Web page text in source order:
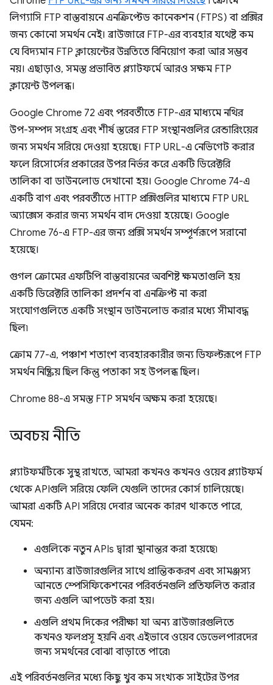
লিগ্যাসি FTP বাস্তবায়নে এনক্রিপ্টেড কানেকশন (FTPS) বা প্রক্সির
জন্য কোনো সমর্থন নেই। ব্রাউজারে FTP-এর ব্যবহার যথেষ্ট কম
যে বিদ্যমান FTP ক্লায়েন্টের উন্নতিতে বিনিয়োগ করা আর সম্ভব
নয়। এছাড়াও, সমস্ত প্রভাবিত প্ল্যাটফর্মে আরও সক্ষম FTP
ক্লায়েন্ট উপলব্ধ।
Google Chrome 72 এবং পরবর্তীতে FTP-এর মাধ্যমে নথির
উপ-সম্পদ সংগ্রহ এবং শীর্ষ স্তরের FTP সংস্থানগুলির রেন্ডারিংয়ের
জন্য সমর্থন সরিয়ে দেওয়া হয়েছে। FTP URL-এ নেভিগেট করার
ফলে রিসোর্সের প্রকারের উপর নির্ভর করে একটি ডিরেক্টরি
তালিকা বা ডাউনলোড দেখানো হয়। Google Chrome 74-এ
একটি বাগ এবং পরবর্তীতে HTTP প্রক্সিগুলির মাধ্যমে FTP URL
অ্যাক্সেস করার জন্য সমর্থন বাদ দেওয়া হয়েছে। Google
Chrome 76-এ FTP-এর জন্য প্রক্সি সমর্থন সম্পূর্ণরূপে সরানো
হয়েছে।
গুগল ক্রোমের এফটিপি বাস্তবায়নের অবশিষ্ট ক্ষমতাগুলি হয়
একটি ডিরেক্টরি তালিকা প্রদর্শন বা এনক্রিপ্ট না করা
সংযোগগুলিতে একটি সংস্থান ডাউনলোড করার মধ্যে সীমাবদ্ধ
ছিল৷
ক্রোম 77-এ, পঞ্চাশ শতাংশ ব্যবহারকারীর জন্য ডিফল্টরূপে FTP
সমর্থন নিষ্ক্রিয় ছিল কিন্তু পতাকা সহ উপলব্ধ ছিল।
Chrome 88-এ সমস্ত FTP সমর্থন অক্ষম করা হয়েছে।
অবচয় নীতি
প্ল্যাটফর্মটিকে সুস্থ রাখতে, আমরা কখনও কখনও ওয়েব প্ল্যাটফর্ম
থেকে APIগুলি সরিয়ে ফেলি যেগুলি তাদের কোর্স চালিয়েছে।
আমরা একটি API সরিয়ে দেবার অনেক কারণ থাকতে পারে,
যেমন:
এগুলিকে নতুন APIs দ্বারা স্থানান্তর করা হয়েছে৷
অন্যান্য ব্রাউজারগুলির সাথে প্রান্তিককরণ এবং সামঞ্জস্য
আনতে স্পেসিফিকেশনের পরিবর্তনগুলি প্রতিফলিত করার
জন্য এগুলি আপডেট করা হয়।
এগুলি প্রথম দিকের পরীক্ষা যা অন্য ব্রাউজারগুলিতে
কখনও ফলপ্রসূ হয়নি এবং এইভাবে ওয়েব ডেভেলপারদের
জন্য সমর্থনের বোঝা বাড়াতে পারে৷
এই পরিবর্তনগুলির মধ্যে কিছু খুব কম সংখ্যক সাইটের উপর